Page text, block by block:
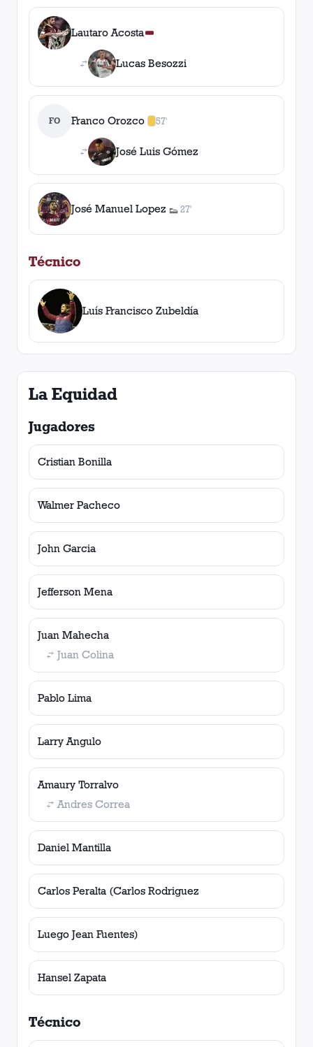
Lautaro Acosta
Lucas Besozzi
FO Franco Orozco 57'
1amarilla
José Luis Gómez
José Manuel Lopez 👟
1asistencia
27'
Técnico
Luís Francisco Zubeldía
La Equidad
Jugadores
Cristian Bonilla
Walmer Pacheco
John Garcia
Jefferson Mena
Juan Mahecha
Juan Colina
Pablo Lima
Larry Angulo
Amaury Torralvo
Andres Correa
Daniel Mantilla
Carlos Peralta (Carlos Rodriguez
Luego Jean Fuentes)
Hansel Zapata
Técnico